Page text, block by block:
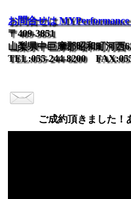
お問合せは
〒409-3851
山梨県中巨摩郡昭和町河西
TEL:055-244-8200
ご成約頂きました！